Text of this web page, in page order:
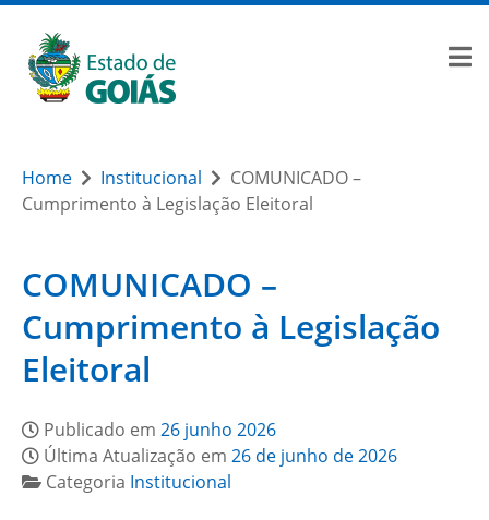
Home Institucional
COMUNICADO –
Cumprimento à Legislação Eleitoral
COMUNICADO –
Cumprimento à Legislação
Eleitoral
Publicado em 26 junho 2026
Última Atualização em 26 de junho de 2026
Categoria Institucional